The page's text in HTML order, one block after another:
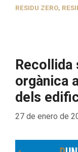
RESIDU ZERO,
Recollida
orgànica
dels
27 de enero de